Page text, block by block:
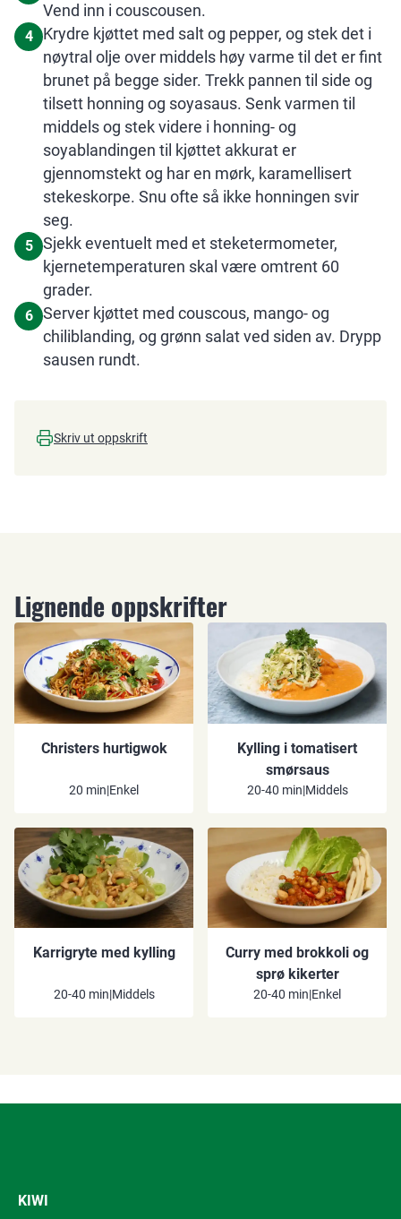
Vend inn i couscousen.
4
Krydre kjøttet med salt og pepper, og stek det i
nøytral olje over middels høy varme til det er fint
brunet på begge sider. Trekk pannen til side og
tilsett honning og soyasaus. Senk varmen til
middels og stek videre i honning- og
soyablandingen til kjøttet akkurat er
gjennomstekt og har en mørk, karamellisert
stekeskorpe. Snu ofte så ikke honningen svir
seg.
5
Sjekk eventuelt med et steketermometer,
kjernetemperaturen skal være omtrent 60
grader.
6
Server kjøttet med couscous, mango- og
chiliblanding, og grønn salat ved siden av. Drypp
sausen rundt.
Skriv ut oppskrift
Lignende oppskrifter
Christers hurtigwok
20 min|Enkel
Kylling i tomatisert
smørsaus
20-40 min|Middels
Karrigryte med kylling
20-40 min|Middels
Curry med brokkoli og
sprø kikerter
20-40 min|Enkel
KIWI